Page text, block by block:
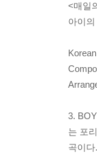
<매일
아이
3.
는 포
곡이